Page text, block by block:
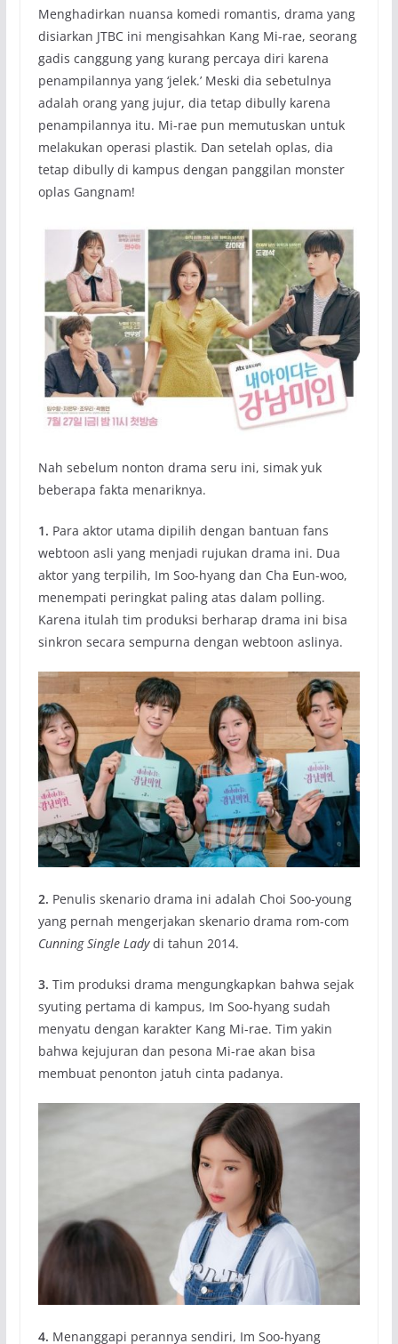
Menghadirkan nuansa komedi romantis, drama yang
disiarkan JTBC ini mengisahkan Kang Mi-rae, seorang
gadis canggung yang kurang percaya diri karena
penampilannya yang ‘jelek.’ Meski dia sebetulnya
adalah orang yang jujur, dia tetap dibully karena
penampilannya itu. Mi-rae pun memutuskan untuk
melakukan operasi plastik. Dan setelah oplas, dia
tetap dibully di kampus dengan panggilan monster
oplas Gangnam!
Nah sebelum nonton drama seru ini, simak yuk
beberapa fakta menariknya.
1. Para aktor utama dipilih dengan bantuan fans
webtoon asli yang menjadi rujukan drama ini. Dua
aktor yang terpilih, Im Soo-hyang dan Cha Eun-woo,
menempati peringkat paling atas dalam polling.
Karena itulah tim produksi berharap drama ini bisa
sinkron secara sempurna dengan webtoon aslinya.
2. Penulis skenario drama ini adalah Choi Soo-young
yang pernah mengerjakan skenario drama rom-com
Cunning Single Ladydi tahun 2014.
3. Tim produksi drama mengungkapkan bahwa sejak
syuting pertama di kampus, Im Soo-hyang sudah
menyatu dengan karakter Kang Mi-rae. Tim yakin
bahwa kejujuran dan pesona Mi-rae akan bisa
membuat penonton jatuh cinta padanya.
4. Menanggapi perannya sendiri, Im Soo-hyang